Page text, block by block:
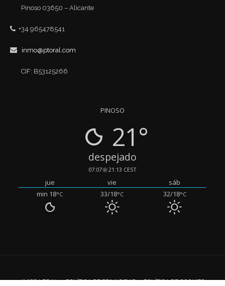
Pinoso 03650 – Alicante
+34 965478541
inmo@ptoral.com
CIF: B53125266
PINOSO
21°
despejado
07:07 21:13 CEST
jue vie
sáb
min 18°C 33/18°C 32/18°C
AVISO LEGAL POLÍTICA DE PRIVACIDAD POLÍTICA DE COOKIES